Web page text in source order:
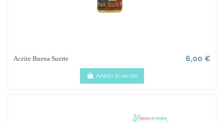
Aceite Buena Suerte 6,00 €
Añadir al carrito